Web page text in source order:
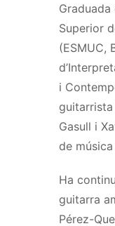
Graduada
Superior
(ESMUC,
i
guitarrista
Gasull i
de
Ha
guitarra
Pérez-